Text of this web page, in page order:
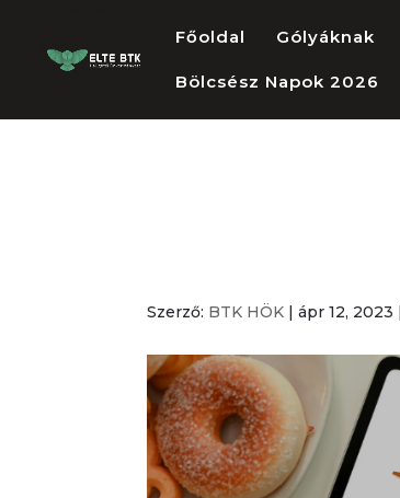
Főoldal Gólyáknak
Bölcsész Napok 2026
Szerző: BTK HÖK |ápr 12, 2023 |